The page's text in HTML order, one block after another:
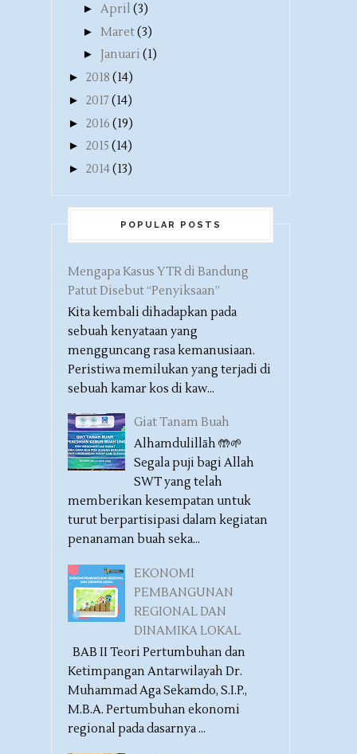
► April (3)
► Maret(3)
► Januari (1)
► 2018 (14)
► 2017 (14)
► 2016 (19)
► 2015 (14)
► 2014(13)
POPULAR POSTS
Mengapa Kasus YTR di Bandung
Patut Disebut “Penyiksaan”
Kita kembali dihadapkan pada
sebuah kenyataan yang
mengguncang rasa kemanusiaan.
Peristiwa memilukan yang terjadi di
sebuah kamar kos di kaw...
Giat Tanam Buah
Alhamdulillāh 🤲🌱
Segala puji bagi Allah
SWT yang telah
memberikan kesempatan untuk
turut berpartisipasi dalam kegiatan
penanaman buah seka...
EKONOMI
PEMBANGUNAN
REGIONAL DAN
DINAMIKA LOKAL
BAB II Teori Pertumbuhan dan
Ketimpangan Antarwilayah Dr.
Muhammad Aga Sekamdo, S.I.P.,
M.B.A. Pertumbuhan ekonomi
regional pada dasarnya ...